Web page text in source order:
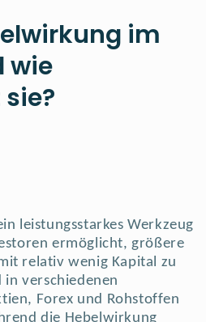
im
wie
leistungsstarkes Werkzeug
ermöglicht, größere
relativ wenig Kapital zu
verschiedenen
Forex und Rohstoffen
die Hebelwirkung